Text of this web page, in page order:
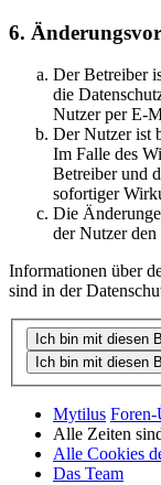
6.
Der Betreiber
die
Nutzer per E-
Der Nutzer ist
Im Falle des
Betreiber und
sofortiger
Die
der Nutzer
Informationen über
sind in der
Mytilus Foren-
Alle Zeiten
Alle Cookies
Das Team